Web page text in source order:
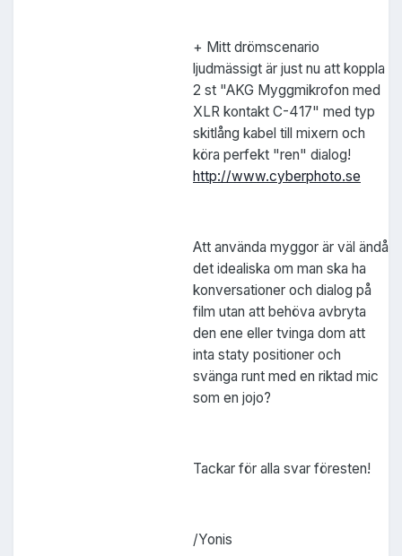
+ Mitt drömscenario
ljudmässigt är just nu att koppla
2 st "AKG Myggmikrofon med
XLR kontakt C-417" med typ
skitlång kabel till mixern och
köra perfekt "ren" dialog!
http://www.cyberphoto.se
Att använda myggor är väl ändå
det idealiska om man ska ha
konversationer och dialog på
film utan att behöva avbryta
den ene eller tvinga dom att
inta staty positioner och
svänga runt med en riktad mic
som en jojo?
Tackar för alla svar föresten!
/Yonis